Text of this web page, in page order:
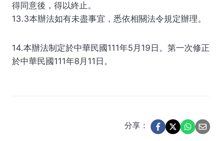
得同意後，得以終止。
13.3本辦法如有未盡事宜，悉依相關法令規定辦理。
14.本辦法制定於中華民國111年5月19日。第一次修正
於中華民國111年8月11日。
分享：